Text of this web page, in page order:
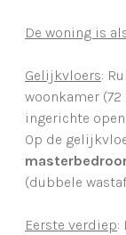
De woning is
Gelijkvloers:
woonkamer
ingerichte
Op de
(dubbele
Eerste verdiep: